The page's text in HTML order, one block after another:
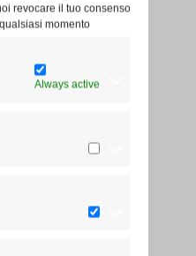
revocare il tuo consenso
momento
Always active
e 14:00-17:30